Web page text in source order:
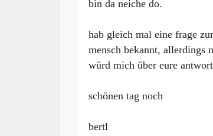
bin da neiche do.
hab gleich mal eine frage
mensch bekannt, allerdings
würd mich über eure
schönen tag noch
bertl